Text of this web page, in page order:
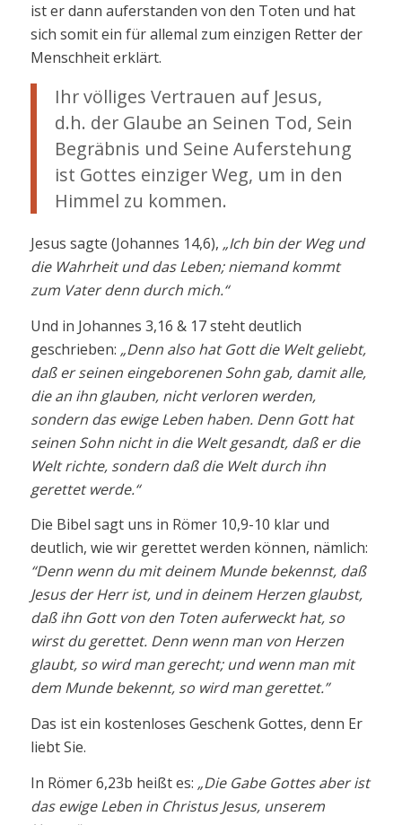
ist er dann auferstanden von den Toten und hat
sich somit ein für allemal zum einzigen Retter der
Menschheit erklärt.
Ihr völliges Vertrauen auf Jesus,
d.h. der Glaube an Seinen Tod, Sein
Begräbnis und Seine Auferstehung
ist Gottes einziger Weg, um in den
Himmel zu kommen.
Jesus sagte (Johannes 14,6), „Ich bin der Weg und
die Wahrheit und das Leben; niemand kommt
zum Vater denn durch mich.“
Und in Johannes 3,16 & 17 steht deutlich
geschrieben: „Denn also hat Gott die Welt geliebt,
daß er seinen eingeborenen Sohn gab, damit alle,
die an ihn glauben, nicht verloren werden,
sondern das ewige Leben haben. Denn Gott hat
seinen Sohn nicht in die Welt gesandt, daß er die
Welt richte, sondern daß die Welt durch ihn
gerettet werde.“
Die Bibel sagt uns in Römer 10,9-10 klar und
deutlich, wie wir gerettet werden können, nämlich:
“Denn wenn du mit deinem Munde bekennst, daß
Jesus der Herr ist, und in deinem Herzen glaubst,
daß ihn Gott von den Toten auferweckt hat, so
wirst du gerettet. Denn wenn man von Herzen
glaubt, so wird man gerecht; und wenn man mit
dem Munde bekennt, so wird man gerettet.”
Das ist ein kostenloses Geschenk Gottes, denn Er
liebt Sie.
In Römer 6,23b heißt es: „Die Gabe Gottes aber ist
das ewige Leben in Christus Jesus, unserem